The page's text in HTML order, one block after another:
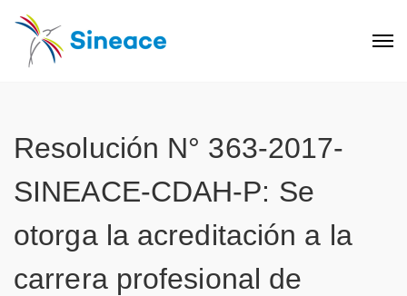
Resolución N° 363-2017-
SINEACE-CDAH-P: Se
otorga la acreditación a la
carrera profesional de